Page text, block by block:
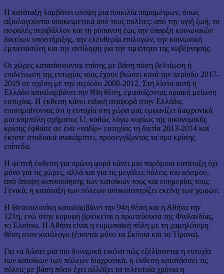
Η κατάταξη λαμβάνει υπόψη μια ποικιλία παραμέτρων, όπως
αξιολογούνται υποκειμενικά από τους πολίτες: από την υγιή ζωή, το
ασφαλές περιβάλλον και τη ρύπανση έως την ύπαρξη κοινωνικών
δικτύων υποστήριξης, την ελευθερία επιλογών, την κοινωνική
εμπιστοσύνη και την αντίληψη για την τιμιότητα της κυβέρνησης.
Οι χώρες κατατάσσονται επίσης με βάση πόση βελτίωση ή
επιδείνωση της ευτυχίας τους έχουν βιώσει κατά την περίοδο 2017-
2019 σε σχέση με την περίοδο 2008-2012. Στη λίστα αυτή η
Ελλάδα καταλαμβάνει την 89η θέση, εμφανίζοντας οριακή μείωση
ευτυχίας. Η έκθεση κάνει ειδική αναφορά στην Ελλάδα,
επισημαίνοντας ότι η ευτυχία στη χώρα μας εμφανίζει διαχρονικά
μια καμπύλη σχήματος U, καθώς λόγω κυρίως της οικονομικής
κρίσης έφθασε σε ένα «ναδίρ» ευτυχίας τη διετία 2013-2014 και
έκτοτε σταδιακά ανακάμπτει, προσεγγίζοντας τα προ κρίσης
επίπεδα.
Η φετινή έκθεση για πρώτη φορά κάνει μια παρόμοια κατάταξη όχι
μόνο για τις χώρες, αλλά και για τις μεγάλες πόλεις του κόσμου,
από άποψη ικανοποίησης των κατοίκων τους και ευημερίας τους.
Γενικά, η κατάταξη των πόλεων αντικατοπτρίζει εκείνη των χωρών.
Η Θεσσαλονίκη καταλαμβάνει την 94η θέση και η Αθήνα την
121η, ενώ στην κορυφή βρίσκεται η πρωτεύουσα της Φινλανδίας,
το Ελσίνκι. Η Αθήνα είναι η ευρωπαϊκή πόλη με τη χαμηλότερη
θέση στον κατάλογο (έπονται μόνο τα Σκόπια και τα Τίρανα).
Για να δώσει μια πιο δυναμική εικόνα πώς εξελίσσεται η ευτυχία
των κατοίκων των πόλεων διαχρονικά, η έκθεση κατατάσσει τις
πόλεις με βάση πόσο έχει αλλάξει τα τελευταία χρόνια η